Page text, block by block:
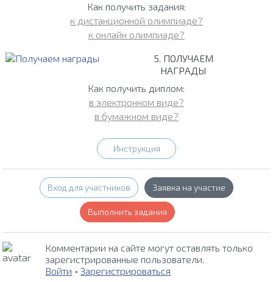
Как получить задания:
к дистанционной олимпиаде?
к онлайн олимпиаде?
5. ПОЛУЧАЕМ
НАГРАДЫ
Как получить диплом:
в электронном виде?
в бумажном виде?
Инструкция
Вход для участников Заявка на участие
Выполнить задания
Комментарии на сайте могут оставлять только
зарегистрированные пользователи.
Войти •Зарегистрироваться